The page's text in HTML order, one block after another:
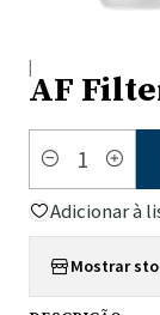
|
AF
Quantidade
Adicionar à
Mostrar